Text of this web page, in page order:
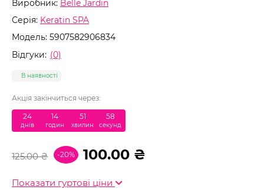
Виробник: Belle Jardin
Серія: Keratin SPA
Модель: 5907582906834
Відгуки: (0)
В наявності
Акція закінчиться через:
24
днів
14
годин
51
хвилин
57
секунд
125.00 ₴ -20% 100.00 ₴
Показати гуртові ціни